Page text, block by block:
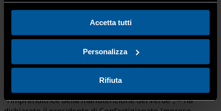
Accetta tutti
Personalizza
Rifiuta
chiave di lettura moderna e sostenibile che vede proprio
in questa professione artigiana le caratteristiche e
biodiversità.
“Sono felice della scelta del personaggio che caratterizza
la statuina del Presepe realizzata quest’anno,
“l’imprenditrice della manutenzione del verde”, – ha